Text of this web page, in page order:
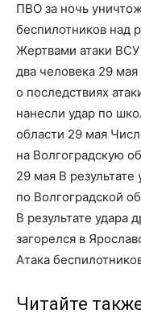
ПВО за ночь
беспилотников над
Жертвами атаки ВСУ
два человека 29
о последствиях
нанесли удар по
области 29 мая
на Волгоградскую
29 мая В
по Волгоградской
В результате удара
загорелся в
Атака
Читайте